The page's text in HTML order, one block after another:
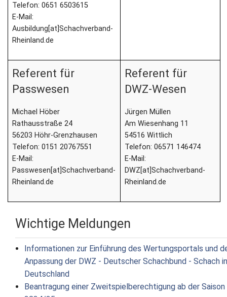
Telefon: 0651 6503615
E-Mail:
Ausbildung[at]Schachverband-
Rheinland.de
Referent für
Passwesen
Michael Höber
Rathausstraße 24
56203 Höhr-Grenzhausen
Telefon: 0151 20767551
E-Mail:
Passwesen[at]Schachverband-
Rheinland.de
Referent für
DWZ-Wesen
Jürgen Müllen
Am Wiesenhang 11
54516 Wittlich
Telefon: 06571 146474
E-Mail:
DWZ[at]Schachverband-
Rheinland.de
Wichtige Meldungen
Informationen zur Einführung des Wertungsportals und
Anpassung der DWZ - Deutscher Schachbund - Schach in
Deutschland
Beantragung einer Zweitspielberechtigung ab der Saison